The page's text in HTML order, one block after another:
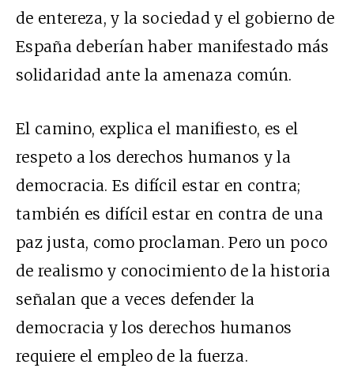
de entereza, y la sociedad y el gobierno de
España deberían haber manifestado más
solidaridad ante la amenaza común.
El camino, explica el manifiesto, es el
respeto a los derechos humanos y la
democracia. Es difícil estar en contra;
también es difícil estar en contra de una
paz justa, como proclaman. Pero un poco
de realismo y conocimiento de la historia
señalan que a veces defender la
democracia y los derechos humanos
requiere el empleo de la fuerza.